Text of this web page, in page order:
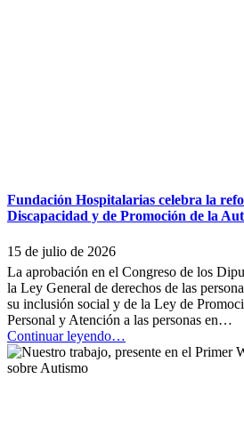
personas
usuarias”
Fundación Hospitalarias celebra la
Discapacidad y de Promoción de la
15 de julio de 2026
La aprobación en el Congreso de los
la Ley General de derechos de las
su inclusión social y de la Ley de
Personal y Atención a las personas en…
Continuar leyendo“Fundación
Hospitalarias
…